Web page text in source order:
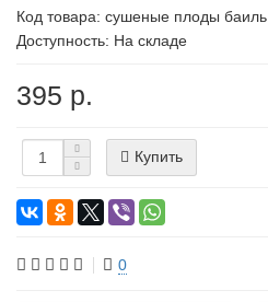
Код товара: сушеные плоды баиль
Доступность: На складе
395 р.
Купить
0